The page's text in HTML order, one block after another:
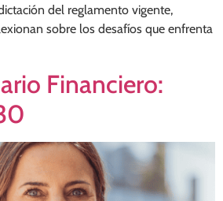
del reglamento vigente,
sobre los desafíos que enfrenta
Financiero: